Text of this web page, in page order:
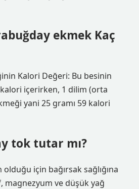
ekmek Kaç
Kalori Değeri: Bu besinin
kalori içerirken, 1 dilim (orta
yani 25 gramı 59 kalori
tok tutar mı?
olduğu için bağırsak sağlığına
magnezyum ve düşük yağ